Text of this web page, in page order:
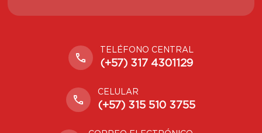
TELÉFONO CENTRAL
(+57) 317 4301129
CELULAR
(+57) 315 510 3755